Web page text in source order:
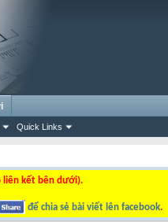
Quick Links
liên kết bên dưới).
để chia sẻ bài viết lên facebook.